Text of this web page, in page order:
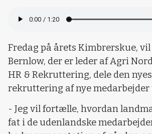
Fredag på årets Kimbrerskue,
Bernlow, der er leder af Agri
HR & Rekruttering, dele den
rekruttering af nye
- Jeg vil fortælle, hvordan
fat i de udenlandske